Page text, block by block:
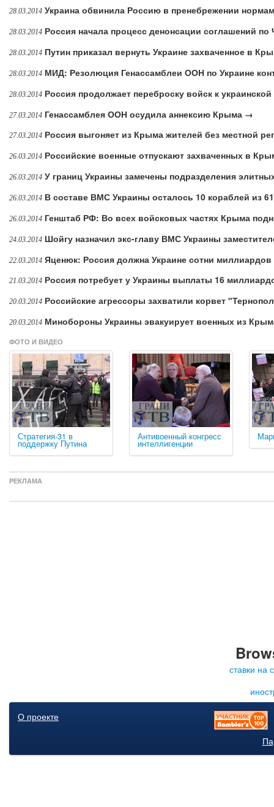
28.03.2014 Украина обвинила Россию в пренебрежении
28.03.2014 Россия начала процесс денонсации соглашений
28.03.2014 Путин приказал вернуть Украине захваченное в
28.03.2014 МИД: Резолюция Генассамблеи ООН по Украине
28.03.2014 Россия продолжает переброску войск к
27.03.2014 Генассамблея ООН осудила аннексию Крыма →
27.03.2014 Россия выгоняет из Крыма жителей без местной
26.03.2014 Российские военные отпускают захваченных в
26.03.2014 У границ Украины замечены подразделения
26.03.2014 В составе ВМС Украины осталось 10 кораблей из
26.03.2014 Генштаб РФ: Во всех войсковых частях Крыма
24.03.2014 Шойгу назначил экс-главу ВМС Украины
22.03.2014 Яценюк: Россия должна Украине сотни
21.03.2014 Россия потребует у Украины выплаты 16
20.03.2014 Российские агрессоры захватили корвет
20.03.2014 Минобороны Украины эвакуирует военных из
ФОТО И ВИДЕО
Стратегия-31 в
поддержку Путина
Антивоенный конгресс
интеллигенции
РЕКЛАМА
ставки на
О проекте